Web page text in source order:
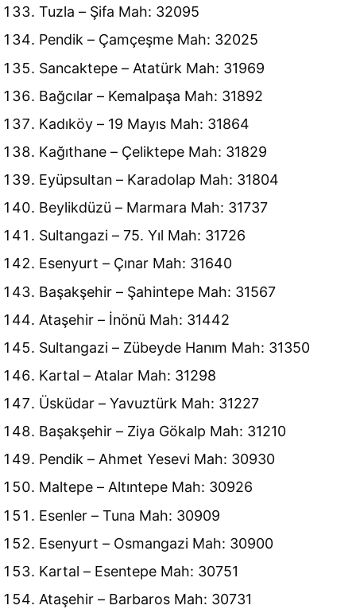
Tuzla – Şifa Mah: 32095
Pendik – Çamçeşme Mah: 32025
Sancaktepe – Atatürk Mah: 31969
Bağcılar – Kemalpaşa Mah: 31892
Kadıköy – 19 Mayıs Mah: 31864
Kağıthane – Çeliktepe Mah: 31829
Eyüpsultan – Karadolap Mah: 31804
Beylikdüzü – Marmara Mah: 31737
Sultangazi – 75. Yıl Mah: 31726
Esenyurt – Çınar Mah: 31640
Başakşehir – Şahintepe Mah: 31567
Ataşehir – İnönü Mah: 31442
Sultangazi – Zübeyde Hanım Mah: 31350
Kartal – Atalar Mah: 31298
Üsküdar – Yavuztürk Mah: 31227
Başakşehir – Ziya Gökalp Mah: 31210
Pendik – Ahmet Yesevi Mah: 30930
Maltepe – Altıntepe Mah: 30926
Esenler – Tuna Mah: 30909
Esenyurt – Osmangazi Mah: 30900
Kartal – Esentepe Mah: 30751
Ataşehir – Barbaros Mah: 30731